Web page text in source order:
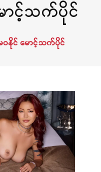
ာင့်သက်ပိုင်
ဝနိုင် မောင့်သက်ပိုင်